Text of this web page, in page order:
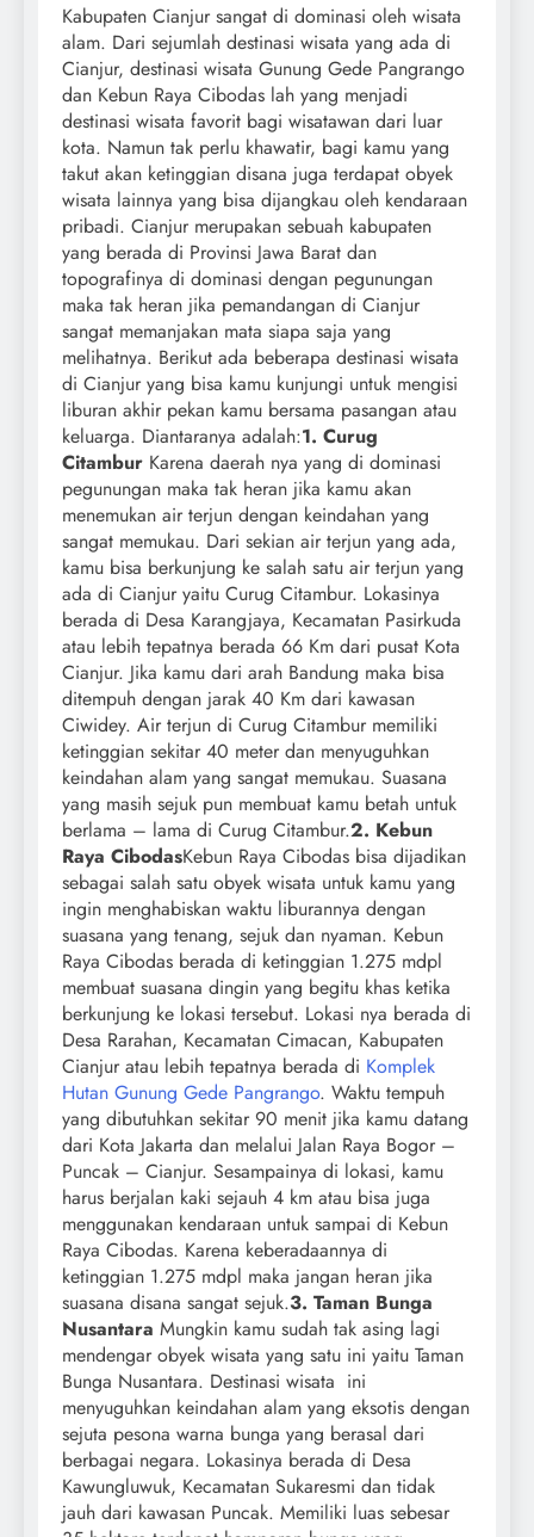
Kabupaten Cianjur sangat di dominasi oleh wisata
alam. Dari sejumlah destinasi wisata yang ada di
Cianjur, destinasi wisata Gunung Gede Pangrango
dan Kebun Raya Cibodas lah yang menjadi
destinasi wisata favorit bagi wisatawan dari luar
kota. Namun tak perlu khawatir, bagi kamu yang
takut akan ketinggian disana juga terdapat obyek
wisata lainnya yang bisa dijangkau oleh kendaraan
pribadi. Cianjur merupakan sebuah kabupaten
yang berada di Provinsi Jawa Barat dan
topografinya di dominasi dengan pegunungan
maka tak heran jika pemandangan di Cianjur
sangat memanjakan mata siapa saja yang
melihatnya. Berikut ada beberapa destinasi wisata
di Cianjur yang bisa kamu kunjungi untuk mengisi
liburan akhir pekan kamu bersama pasangan atau
keluarga. Diantaranya adalah:1. Curug
Citambur Karena daerah nya yang di dominasi
pegunungan maka tak heran jika kamu akan
menemukan air terjun dengan keindahan yang
sangat memukau. Dari sekian air terjun yang ada,
kamu bisa berkunjung ke salah satu air terjun yang
ada di Cianjur yaitu Curug Citambur. Lokasinya
berada di Desa Karangjaya, Kecamatan Pasirkuda
atau lebih tepatnya berada 66 Km dari pusat Kota
Cianjur. Jika kamu dari arah Bandung maka bisa
ditempuh dengan jarak 40 Km dari kawasan
Ciwidey. Air terjun di Curug Citambur memiliki
ketinggian sekitar 40 meter dan menyuguhkan
keindahan alam yang sangat memukau. Suasana
yang masih sejuk pun membuat kamu betah untuk
berlama – lama di Curug Citambur.2. Kebun
Raya CibodasKebun Raya Cibodas bisa dijadikan
sebagai salah satu obyek wisata untuk kamu yang
ingin menghabiskan waktu liburannya dengan
suasana yang tenang, sejuk dan nyaman. Kebun
Raya Cibodas berada di ketinggian 1.275 mdpl
membuat suasana dingin yang begitu khas ketika
berkunjung ke lokasi tersebut. Lokasi nya berada di
Desa Rarahan, Kecamatan Cimacan, Kabupaten
Cianjur atau lebih tepatnya berada di Komplek
Hutan Gunung Gede Pangrango. Waktu tempuh
yang dibutuhkan sekitar 90 menit jika kamu datang
dari Kota Jakarta dan melalui Jalan Raya Bogor –
Puncak – Cianjur. Sesampainya di lokasi, kamu
harus berjalan kaki sejauh 4 km atau bisa juga
menggunakan kendaraan untuk sampai di Kebun
Raya Cibodas. Karena keberadaannya di
ketinggian 1.275 mdpl maka jangan heran jika
suasana disana sangat sejuk.3. Taman Bunga
Nusantara Mungkin kamu sudah tak asing lagi
mendengar obyek wisata yang satu ini yaitu Taman
Bunga Nusantara. Destinasi wisata ini
menyuguhkan keindahan alam yang eksotis dengan
sejuta pesona warna bunga yang berasal dari
berbagai negara. Lokasinya berada di Desa
Kawungluwuk, Kecamatan Sukaresmi dan tidak
jauh dari kawasan Puncak. Memiliki luas sebesar